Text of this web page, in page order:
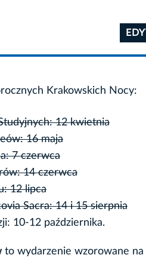
Krakowskich Nocy:
12 kwietnia
16 maja
7 czerwca
14 czerwca
12 lipca
Sacra: 14 i 15 sierpnia
10-12 października.
to wydarzenie wzorowane na